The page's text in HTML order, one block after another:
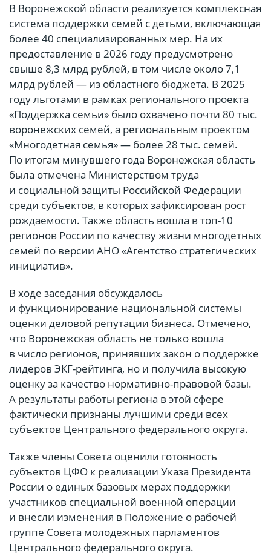
В Воронежской области реализуется комплексная
система поддержки семей с детьми, включающая
более 40 специализированных мер. На их
предоставление в 2026 году предусмотрено
свыше 8,3 млрд рублей, в том числе около 7,1
млрд рублей — из областного бюджета. В 2025
году льготами в рамках регионального проекта
«Поддержка семьи» было охвачено почти 80 тыс.
воронежских семей, а региональным проектом
«Многодетная семья» — более 28 тыс. семей.
По итогам минувшего года Воронежская область
была отмечена Министерством труда
и социальной защиты Российской Федерации
среди субъектов, в которых зафиксирован рост
рождаемости. Также область вошла в топ-10
регионов России по качеству жизни многодетных
семей по версии АНО «Агентство стратегических
инициатив».
В ходе заседания обсуждалось
и функционирование национальной системы
оценки деловой репутации бизнеса. Отмечено,
что Воронежская область не только вошла
в число регионов, принявших закон о поддержке
лидеров ЭКГ-рейтинга, но и получила высокую
оценку за качество нормативно-правовой базы.
А результаты работы региона в этой сфере
фактически признаны лучшими среди всех
субъектов Центрального федерального округа.
Также члены Совета оценили готовность
субъектов ЦФО к реализации Указа Президента
России о единых базовых мерах поддержки
участников специальной военной операции
и внесли изменения в Положение о рабочей
группе Совета молодежных парламентов
Центрального федерального округа.